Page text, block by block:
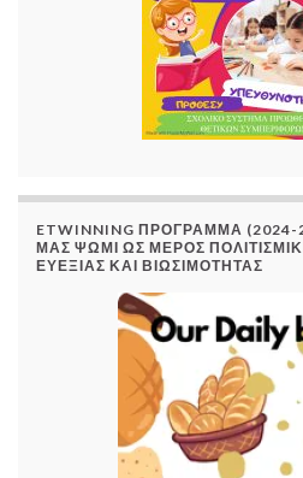
ETWINNING ΠΡΟΓΡΑΜΜΑ
ΜΑΣ ΨΩΜΙ ΩΣ ΜΕΡΟΣ
ΕΥΕΞΙΑΣ ΚΑΙ ΒΙΩΣΙΜΟΤΗΤΑΣ